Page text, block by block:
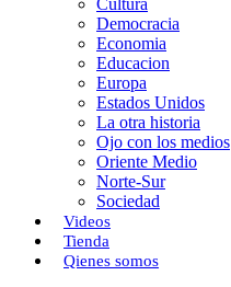
Cultura
Democracia
Economia
Educacion
Europa
Estados Unidos
La otra historia
Ojo con los medios
Oriente Medio
Norte-Sur
Sociedad
Videos
Tienda
Qienes somos